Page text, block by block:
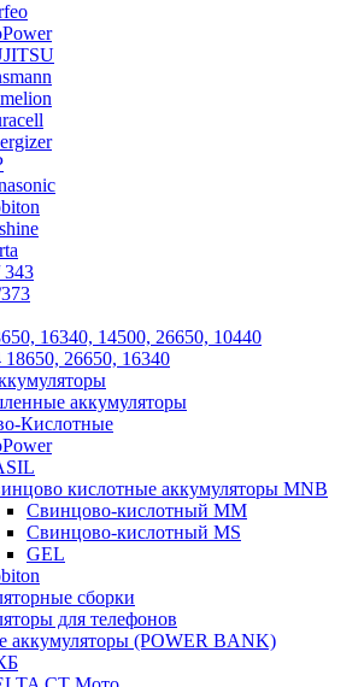
343
16340, 14500, 26650, 10440
26650, 16340
аккумуляторы
Кислотные
кислотные аккумуляторы MNB
Cвинцово-кислотный MM
Cвинцово-кислотный MS
GEL
сборки
для телефонов
аккумуляторы (POWER BANK)